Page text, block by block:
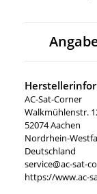
AC-Sat-Corner
Walkmühlenstr.
52074 Aachen
Nordrhein-
Deutschland
service@ac-sat-
https://www.ac-